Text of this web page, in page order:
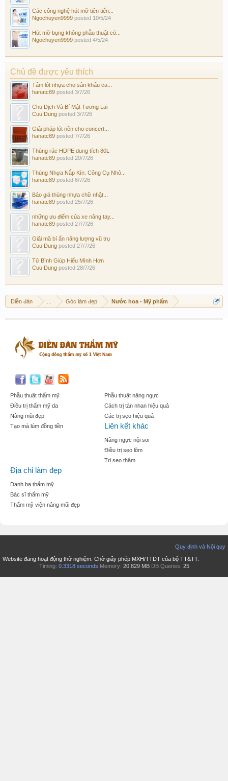
Các công nghệ hút mỡ tiên tiến...
Ngochuyen9999 posted 10/5/24
Hút mỡ bụng không phẫu thuật có...
Ngochuyen9999 posted 4/5/24
Chủ đề được yêu thích
Tấm lót nhựa cho sân khấu ca...
hanatc89 posted 3/7/26
Chu Dịch Và Bí Mật Tương Lai
Cuu Dung posted 3/7/26
Giải pháp lót nền cho concert...
hanatc89 posted 7/7/26
Thùng rác HDPE dung tích 80L
hanatc89 posted 20/7/26
Thùng Nhựa Nắp Kín: Công Cụ Nhỏ...
hanatc89 posted 6/7/26
Báo giá thùng nhựa chữ nhật...
hanatc89 posted 25/7/26
những ưu điểm của xe nâng tay...
hanatc89 posted 27/7/26
Giải mã bí ẩn năng lượng vũ trụ
Cuu Dung posted 27/7/26
Tử Bình Giúp Hiểu Mình Hơn
Cuu Dung posted 28/7/26
Diễn đàn Góc làm đẹp Nước hoa - Mỹ phẩm
Phẫu thuật thẩm mỹ
Điều trị thẩm mỹ da
Nâng mũi đẹp
Tạo mà lúm đồng tiền
Phẫu thuật nâng ngực
Cách trị tàn nhan hiệu quả
Các trị sẹo hiệu quả
Liên kết khác
Nâng ngực nội soi
Điều trị sẹo lõm
Trị sẹo thâm
Địa chỉ làm đẹp
Danh bạ thẩm mỹ
Bác sĩ thẩm mỹ
Thẩm mỹ viện nâng mũi đẹp
Quy định và Nội quy
Website đang hoạt động thử nghiệm. Chờ giấy phép MXH/TTDT của bộ TT&TT.
Timing: 0.3318 seconds Memory: 20.829 MB DB Queries: 25